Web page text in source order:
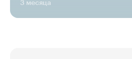
3 месяца